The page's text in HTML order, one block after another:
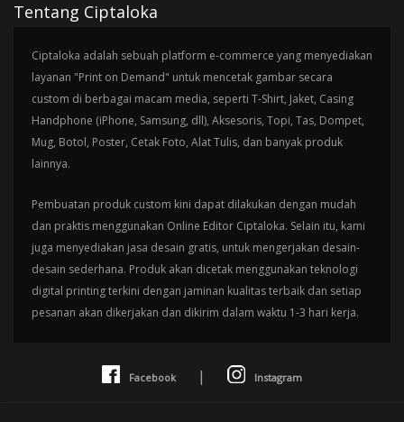
Tentang Ciptaloka
Ciptaloka adalah sebuah platform e-commerce yang menyediakan
layanan "Print on Demand" untuk mencetak gambar secara
custom di berbagai macam media, seperti T-Shirt, Jaket, Casing
Handphone (iPhone, Samsung, dll), Aksesoris, Topi, Tas, Dompet,
Mug, Botol, Poster, Cetak Foto, Alat Tulis, dan banyak produk
lainnya.
Pembuatan produk custom kini dapat dilakukan dengan mudah
dan praktis menggunakan Online Editor Ciptaloka. Selain itu, kami
juga menyediakan jasa desain gratis, untuk mengerjakan desain-
desain sederhana. Produk akan dicetak menggunakan teknologi
digital printing terkini dengan jaminan kualitas terbaik dan setiap
pesanan akan dikerjakan dan dikirim dalam waktu 1-3 hari kerja.
Facebook | Instagram